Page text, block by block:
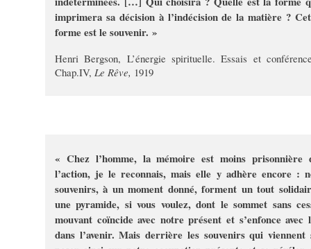
imprimera sa décision à l’indécision de la matière ?
forme est le souvenir. »
Henri Bergson, L’énergie spirituelle. Essais et
Chap.IV, Le Rêve, 1919
« Chez l’homme, la mémoire est moins prisonnière
l’action, je le reconnais, mais elle y adhère encore :
souvenirs, à un moment donné, forment un tout
une pyramide, si vous voulez, dont le sommet sans
mouvant coïncide avec notre présent et s’enfonce avec
dans l’avenir. Mais derrière les souvenirs qui viennent